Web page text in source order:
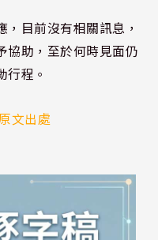
目前沒有相關訊息，
協助，至於何時見面仍
程。
文出處